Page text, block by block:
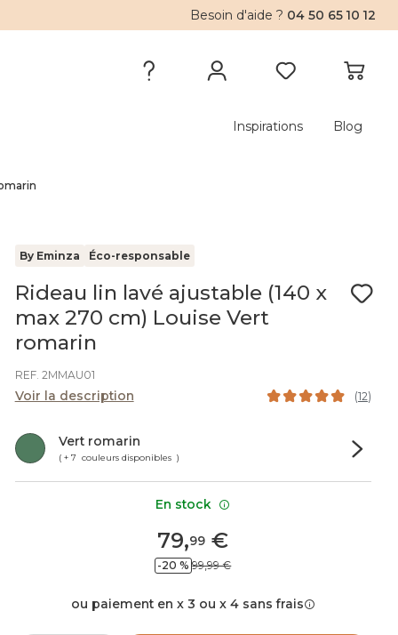
Besoin d'aide ? 04 50 65 10 12
Inspirations Blog
By Eminza Éco-responsable
Rideau lin lavé ajustable (140 x
max 270 cm) Louise Vert
romarin
REF. 2MMAU01
Voir la description (12)
Vert romarin
( + 7 couleurs disponibles )
79,99 €
-20 % 99,99 €
ou paiement en x 3 ou x 4 sans frais